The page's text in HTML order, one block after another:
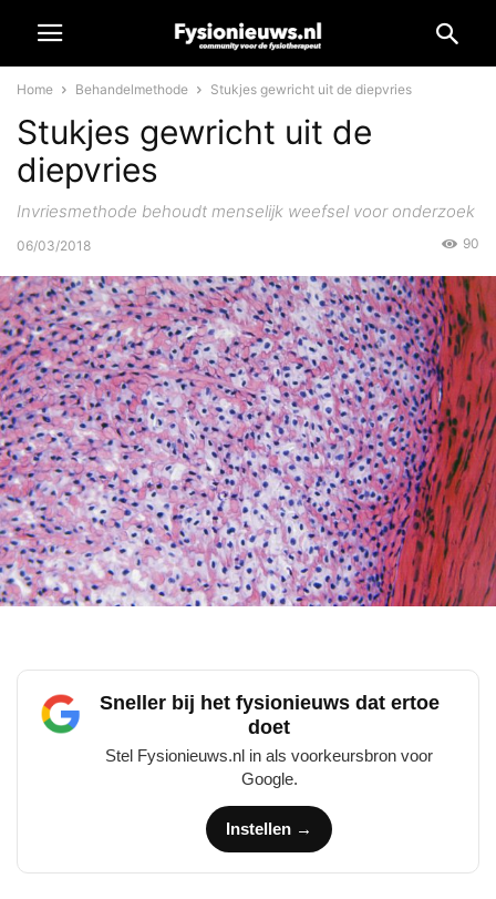
Home Behandelmethode Stukjes gewricht uit de diepvries
Stukjes gewricht uit de
diepvries
Invriesmethode behoudt menselijk weefsel voor onderzoek
06/03/2018 90
Sneller bij het fysionieuws dat ertoe
doet
Stel Fysionieuws.nl in als voorkeursbron voor
Google.
Instellen →